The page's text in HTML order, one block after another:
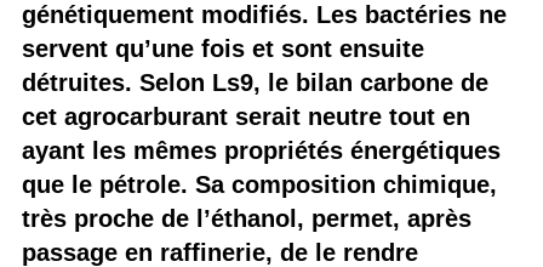
génétiquement modifiés. Les bactéries ne
servent qu’une fois et sont ensuite
détruites. Selon Ls9, le bilan carbone de
cet agrocarburant serait neutre tout en
ayant les mêmes propriétés énergétiques
que le pétrole. Sa composition chimique,
très proche de l’éthanol, permet, après
passage en raffinerie, de le rendre